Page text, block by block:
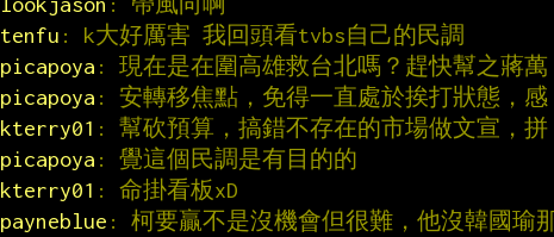
tenfu : k大好厲害 我回頭看tvbs自己的民調
picapoya : 現在是在圍高雄救台北嗎？趕快幫之蔣萬
picapoya : 安轉移焦點，免得一直處於挨打狀態，感
kterry01 : 幫砍預算，搞錯不存在的市場做文宣，拼
picapoya : 覺這個民調是有目的的
kterry01 : 命掛看板xD
payneblue : 柯要贏不是沒機會但很難，他沒韓國瑜